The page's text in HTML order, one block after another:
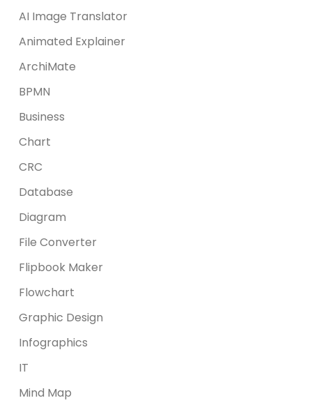
AI Image Translator
Animated Explainer
ArchiMate
BPMN
Business
Chart
CRC
Database
Diagram
File Converter
Flipbook Maker
Flowchart
Graphic Design
Infographics
IT
Mind Map